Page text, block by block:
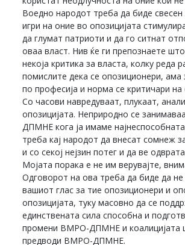
Воедно народот треба да биде свесен
игри на оние во опозицијата
да глумат патриоти и да го ситнат
оваа власт. Нив ќе ги препознаете
некоја критика за власта, колку реда
помислите дека се опозиционери, ама
по професија и норма се критичари на
Со часови навредуваат, плукаат,
опозицијата. Неприродно се
ДПМНЕ кога ја имаме
треба кај народот да внесат сомнеж
и со секој нејзин потег и да ве
Мојата порака е не им верувајте,
Одговорот на ова треба да биде да
вашиот глас за тие опозиционери и
опозицијата, туку масовно да се
единствената сила способна и
промени ВМРО-ДПМНЕ и коалицијата
предводи ВМРО-ДПМНЕ.